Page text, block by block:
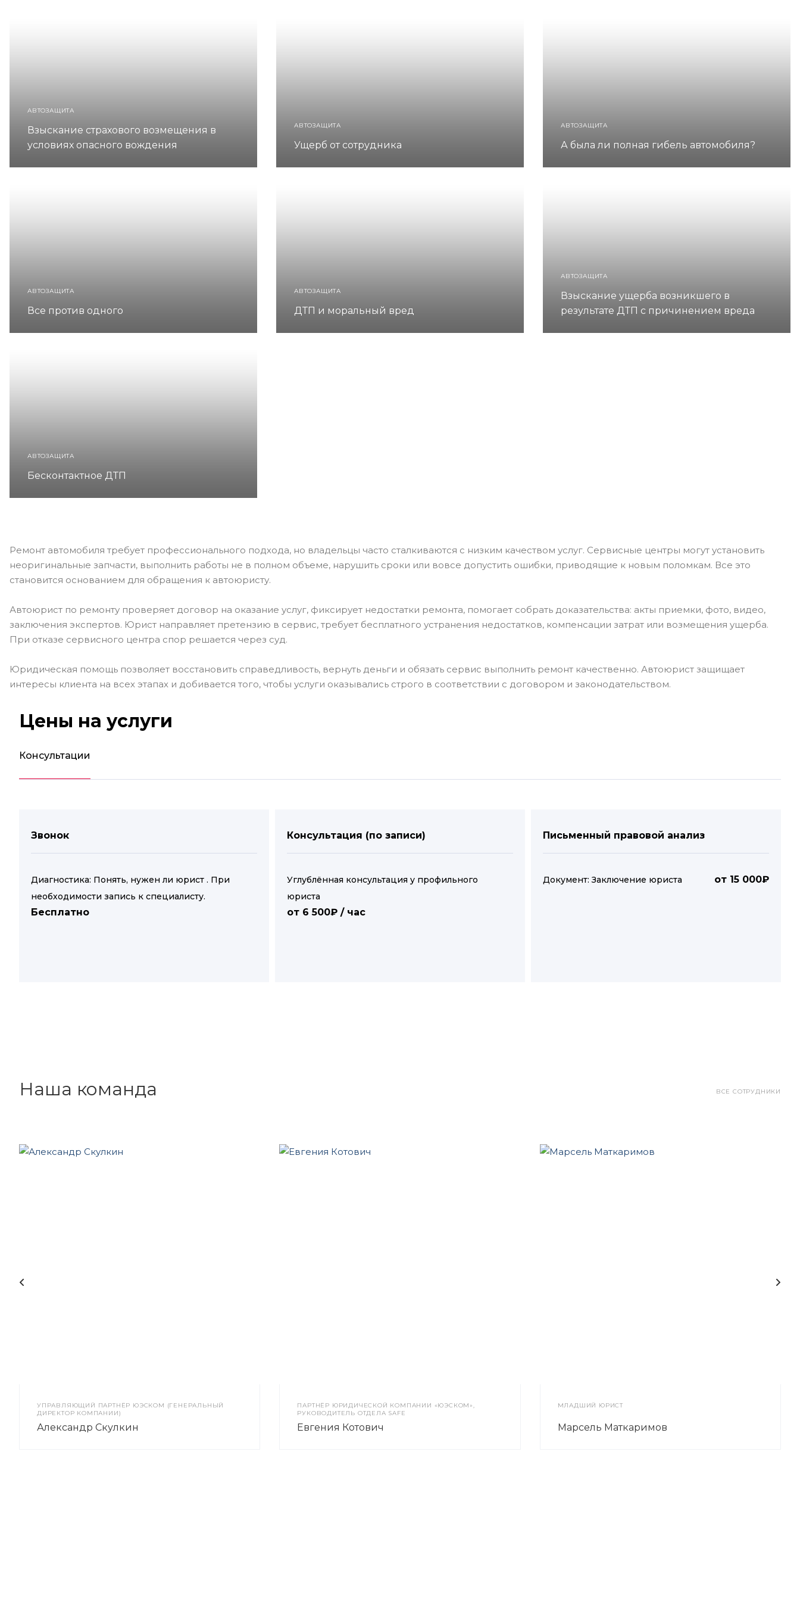
АВТОЗАЩИТА
Взыскание страхового возмещения в
условиях опасного вождения
АВТОЗАЩИТА
Ущерб от сотрудника
АВТОЗАЩИТА
А была ли полная гибель автомобиля?
АВТОЗАЩИТА
Все против одного
АВТОЗАЩИТА
ДТП и моральный вред
АВТОЗАЩИТА
Взыскание ущерба возникшего в
результате ДТП с причинением вреда
АВТОЗАЩИТА
Бесконтактное ДТП
Ремонт автомобиля требует профессионального подхода, но владельцы часто сталкиваются с низким качеством услуг. Сервисные центры могут установить
неоригинальные запчасти, выполнить работы не в полном объеме, нарушить сроки или вовсе допустить ошибки, приводящие к новым поломкам. Все это
становится основанием для обращения к автоюристу.
Автоюрист по ремонту проверяет договор на оказание услуг, фиксирует недостатки ремонта, помогает собрать доказательства: акты приемки, фото, видео,
заключения экспертов. Юрист направляет претензию в сервис, требует бесплатного устранения недостатков, компенсации затрат или возмещения ущерба.
При отказе сервисного центра спор решается через суд.
Юридическая помощь позволяет восстановить справедливость, вернуть деньги и обязать сервис выполнить ремонт качественно. Автоюрист защищает
интересы клиента на всех этапах и добивается того, чтобы услуги оказывались строго в соответствии с договором и законодательством.
Цены на услуги
Консультации
Звонок
Диагностика: Понять, нужен ли юрист . При
необходимости запись к специалисту.
Бесплатно
Консультация (по записи)
Углублённая консультация у профильного
юриста
от 6 500₽ / час
Письменный правовой анализ
Документ: Заключение юриста от 15 000₽
ВСЕ СОТРУДНИКИ
Наша команда
УПРАВЛЯЮЩИЙ ПАРТНЁР ЮЭСКОМ (ГЕНЕРАЛЬНЫЙ
ДИРЕКТОР КОМПАНИИ)
Александр Скулкин
ПАРТНЁР ЮРИДИЧЕСКОЙ КОМПАНИИ «ЮЭСКОМ»,
РУКОВОДИТЕЛЬ ОТДЕЛА SAFE
Евгения Котович
МЛАДШИЙ ЮРИСТ
Марсель Маткаримов